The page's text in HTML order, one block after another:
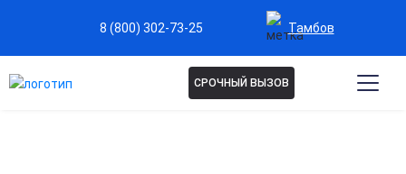
8 (800) 302-73-25 Тамбов
СРОЧНЫЙ ВЫЗОВ